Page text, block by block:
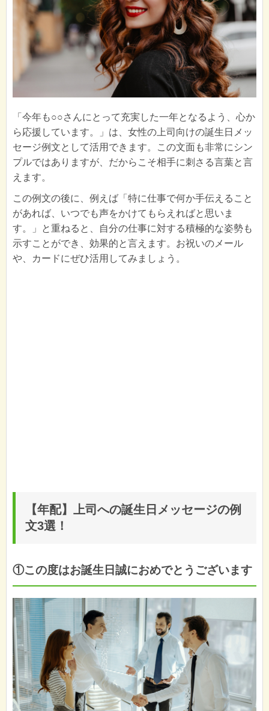
「今年も○○さんにとって充実した一年となるよう、心か
ら応援しています。」は、女性の上司向けの誕生日メッ
セージ例文として活用できます。この文面も非常にシン
プルではありますが、だからこそ相手に刺さる言葉と言
えます。
この例文の後に、例えば「特に仕事で何か手伝えること
があれば、いつでも声をかけてもらえればと思いま
す。」と重ねると、自分の仕事に対する積極的な姿勢も
示すことができ、効果的と言えます。お祝いのメール
や、カードにぜひ活用してみましょう。
【年配】上司への誕生日メッセージの例
文3選！
①この度はお誕生日誠におめでとうございます